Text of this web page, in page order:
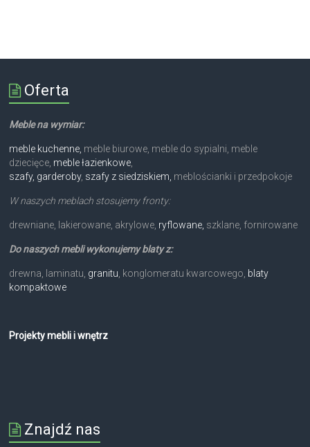
Oferta
Meble na wymiar:
meble kuchenne, meble biurowe, meble do sypialni, meble
dziecięce, meble łazienkowe
szafy, garderoby, szafy z siedziskiem, meblościanki i przedpokoje
W naszych meblach stosujemy fronty:
drewniane, lakierowane, akrylowe, ryflowane, szklane, fornirowane
Do naszych mebli wykonujemy blaty z:
drewna, laminatu, granitu , konglomeratu kwarcowego, blaty
kompaktowe
Projekty mebli i wnętrz
Znajdź nas